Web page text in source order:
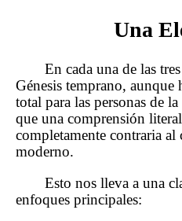
Una
En cada una de las
Génesis temprano,
total para las personas de
que una comprensión
completamente contraria
moderno.
Esto nos lleva a una
enfoques principales: